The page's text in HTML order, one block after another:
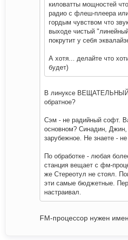
киловатты мощностей
радио с флеш-плеера
гордым чувством что
выходе чистый
покрутит у себя
А хотя... делайте что
будет)
В линуксе ВЕЩАТЕЛЬНЫЙ
обратное?
Сэм - не радийный софт.
основном? Синадин,
зарубежное. Не знаете -
По обработке - любая
станция вещает с фм-
же Стереотул не стоял.
эти самые бюджетные.
настраивал.
FM-процессор нужен